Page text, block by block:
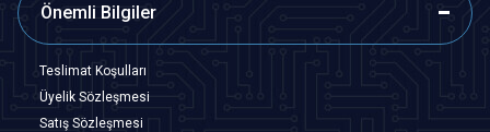
Önemli Bilgiler
Teslimat Koşulları
Üyelik Sözleşmesi
Satış Sözleşmesi